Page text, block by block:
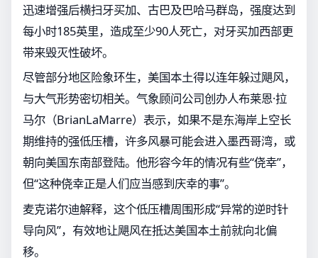
迅速增强后横扫牙买加、古巴及巴哈马群岛，强度达到
每小时185英里，造成至少90人死亡，对牙买加西部更
带来毁灭性破坏。
尽管部分地区险象环生，美国本土得以连年躲过飓风，
与大气形势密切相关。气象顾问公司创办人布莱恩·拉
马尔（BrianLaMarre）表示，如果不是东海岸上空长
期维持的强低压槽，许多风暴可能会进入墨西哥湾，或
朝向美国东南部登陆。他形容今年的情况有些“侥幸”，
但“这种侥幸正是人们应当感到庆幸的事”。
麦克诺尔迪解释，这个低压槽周围形成“异常的逆时针
导向风”，有效地让飓风在抵达美国本土前就向北偏
移。